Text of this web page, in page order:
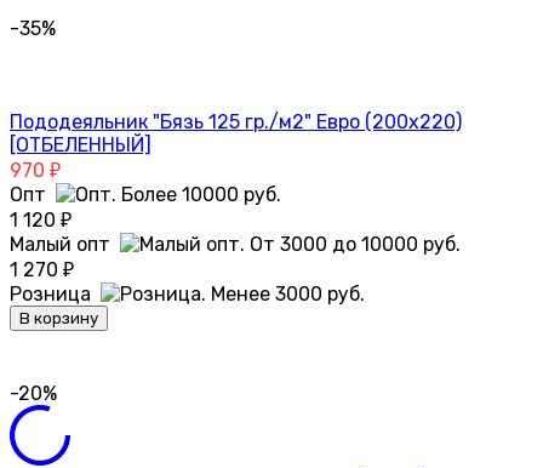
-35%
Пододеяльник "Бязь 125 гр./м2" Евро (200х220)
[ОТБЕЛЕННЫЙ]
970 ₽
Опт
1 120 ₽
Малый опт
1 270 ₽
Розница
В корзину
-20%